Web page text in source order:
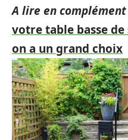
A lire en
votre table basse
on a un grand choix